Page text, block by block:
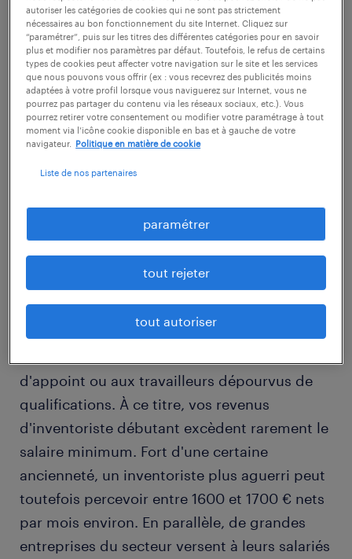
découvrir nos offres
1
salaire moyen au poste
d'inventoriste
Lesalaired'inventoriste dépend de plusieurs
facteurs. Métier plutôt précaire, le poste
d'inventoriste s'adresse en priorité aux
d'appoint ou aux travailleurs dépourvus de
qualifications. À ce titre, vos revenus
d'inventoriste débutant excèdent rarement le
salaire minimum. Fort d'une certaine
ancienneté, un inventoriste plus aguerri peut
toutefois percevoir entre 1600 et 1700 € nets
par mois environ. En parallèle, de grandes
entreprises du secteur versent à leurs salariés
autoriser les catégories de cookies qui ne sont pas strictement
nécessaires au bon fonctionnement du site Internet. Cliquez sur
“paramétrer”, puis sur les titres des différentes catégories pour en savoir
plus et modifier nos paramètres par défaut. Toutefois, le refus de certains
types de cookies peut affecter votre navigation sur le site et les services
que nous pouvons vous offrir (ex : vous recevrez des publicités moins
adaptées à votre profil lorsque vous naviguerez sur Internet, vous ne
pourrez pas partager du contenu via les réseaux sociaux, etc.). Vous
pourrez retirer votre consentement ou modifier votre paramétrage à tout
moment via l’icône cookie disponible en bas et à gauche de votre
navigateur.
Politique en matière de cookie
Liste de nos partenaires
paramétrer
tout rejeter
tout autoriser